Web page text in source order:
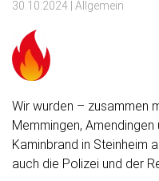
30.10.2024 | Allgemein
Wir wurden – zusammen
Memmingen,
Kaminbrand in Steinheim
auch die Polizei und der